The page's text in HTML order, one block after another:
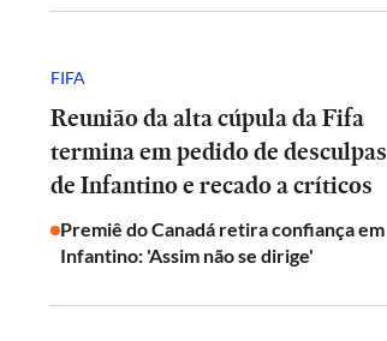
FIFA
Reunião da alta cúpula da Fifa
termina em pedido de desculpas
de Infantino e recado a críticos
Premiê do Canadá retira confiança em
Infantino: 'Assim não se dirige'